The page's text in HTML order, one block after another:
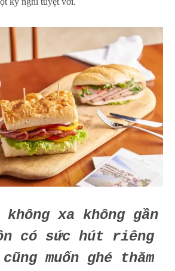
không xa không gần
có sức hút riêng
muốn ghé thăm